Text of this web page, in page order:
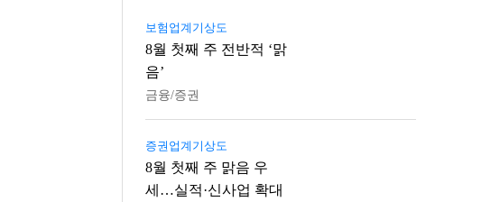
보험업계기상도
8월 첫째 주 전반적 ‘맑
음’
금융/증권
증권업계기상도
8월 첫째 주 맑음 우
세…실적·신사업 확대